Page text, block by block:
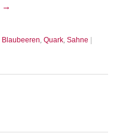
→
Blaubeeren Quark Sahne |